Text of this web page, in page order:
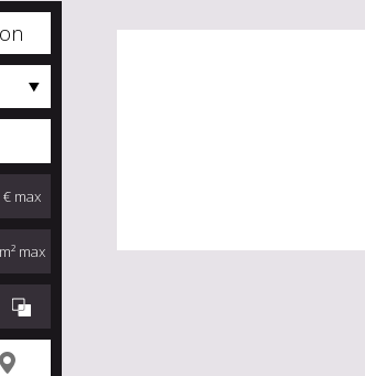
€ max
m² max